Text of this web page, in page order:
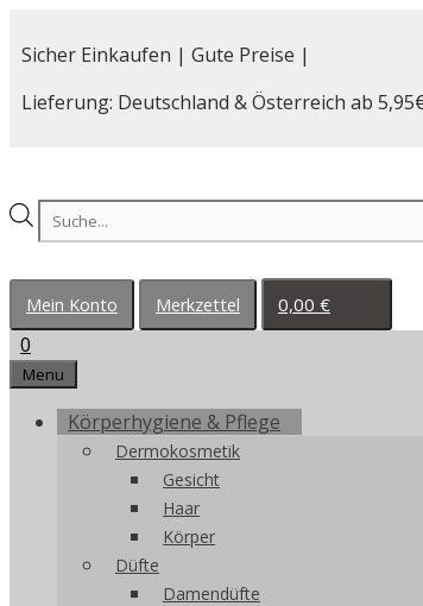
Inhalt
Sicher Einkaufen | Gute Preise |
Lieferung: Deutschland & Österreich ab
Products
search
Mein Konto Merkzettel 0,00 €
0
Menu
Körperhygiene & Pflege
Dermokosmetik
Gesicht
Haar
Körper
Düfte
Damendüfte